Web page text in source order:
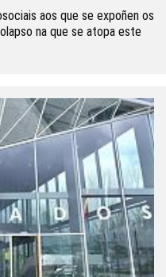
aos que se expoñen os
na que se atopa este